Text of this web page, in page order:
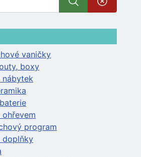
vaničky
boxy
nábytek
ohřevem
program
doplňky